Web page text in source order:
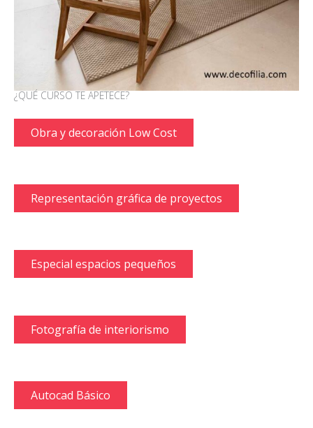
¿QUÉ CURSO TE APETECE?
Obra y decoración Low Cost
Representación gráfica de proyectos
Especial espacios pequeños
Fotografía de interiorismo
Autocad Básico